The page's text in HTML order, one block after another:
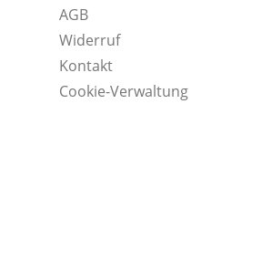
AGB
Widerruf
Kontakt
Cookie-Verwaltung